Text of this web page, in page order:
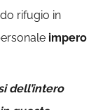
rifugio in
impero
dell’intero